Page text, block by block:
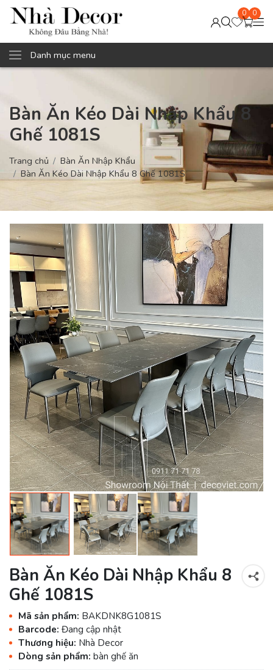
0 0
Danh mục menu
Bàn Ăn Kéo Dài Nhập Khẩu 8
Ghế 1081S
Trang chủ
Bàn Ăn Nhập Khẩu
Bàn Ăn Kéo Dài Nhập Khẩu 8 Ghế 1081S
Bàn Ăn Kéo Dài Nhập Khẩu 8
Ghế 1081S
Mã sản phẩm: BAKDNK8G1081S
Barcode: Đang cập nhật
Thương hiệu: Nhà Decor
Dòng sản phẩm: bàn ghế ăn